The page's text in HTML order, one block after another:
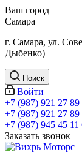
Ваш город
Самара
г. Самара, ул.
Дыбенко)
Поиск
Войти
+7 (987) 921 27 89
+7 (987) 921 27 89
+7 (987) 945 45 11
Заказать звонок